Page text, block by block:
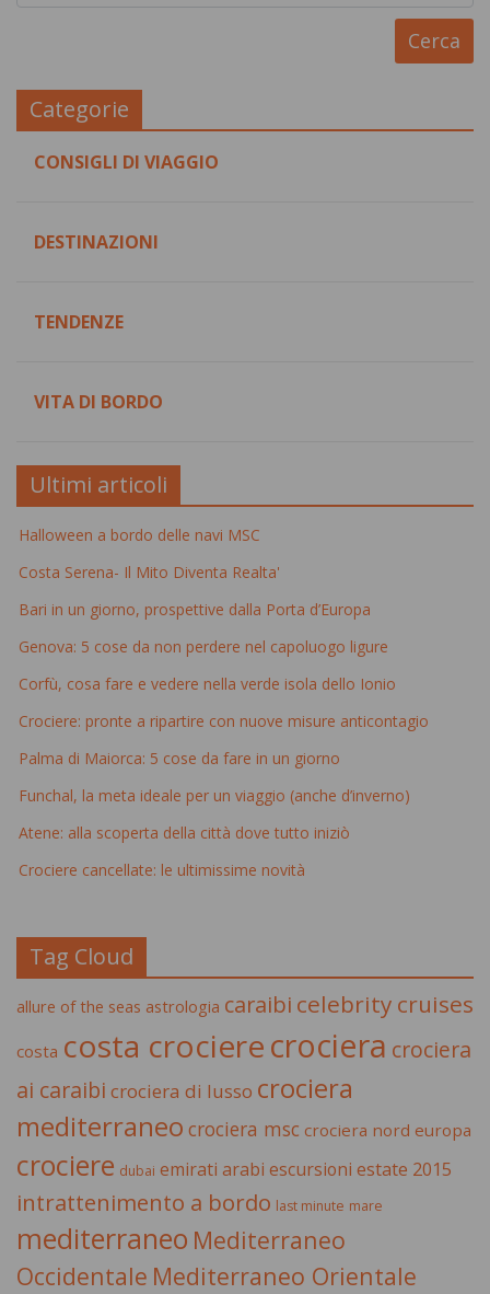
Categorie
CONSIGLI DI VIAGGIO
DESTINAZIONI
TENDENZE
VITA DI BORDO
Ultimi articoli
Halloween a bordo delle navi MSC
Costa Serena- Il Mito Diventa Realta'
Bari in un giorno, prospettive dalla Porta d’Europa
Genova: 5 cose da non perdere nel capoluogo ligure
Corfù, cosa fare e vedere nella verde isola dello Ionio
Crociere: pronte a ripartire con nuove misure anticontagio
Palma di Maiorca: 5 cose da fare in un giorno
Funchal, la meta ideale per un viaggio (anche d’inverno)
Atene: alla scoperta della città dove tutto iniziò
Crociere cancellate: le ultimissime novità
Tag Cloud
allure of the seas astrologia caraibi celebrity cruises
costa costa crocierecrociera crociera
ai caraibi crociera di lusso crociera
mediterraneo crociera msc crociera nord europa
crociere dubai emirati arabi escursioni estate 2015
intrattenimento a bordo last minute mare
mediterraneo Mediterraneo
Occidentale Mediterraneo Orientale